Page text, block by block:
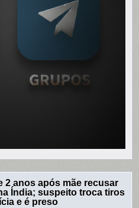
2 anos após mãe recusar
Índia; suspeito troca tiros
e é preso